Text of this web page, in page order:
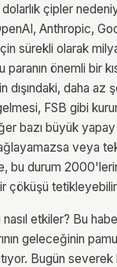
çipler
Anthropic,
sürekli olarak
önemli bir
dışındaki, daha
FSB gibi
bazı büyük
veya
bu durum
çöküşü
etkiler? Bu
geleceğinin
Bugün severek